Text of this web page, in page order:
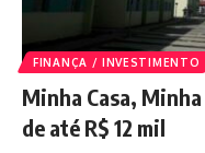
FINANÇA / INVESTIMENTO
Minha Casa,
de até R$ 12 mil